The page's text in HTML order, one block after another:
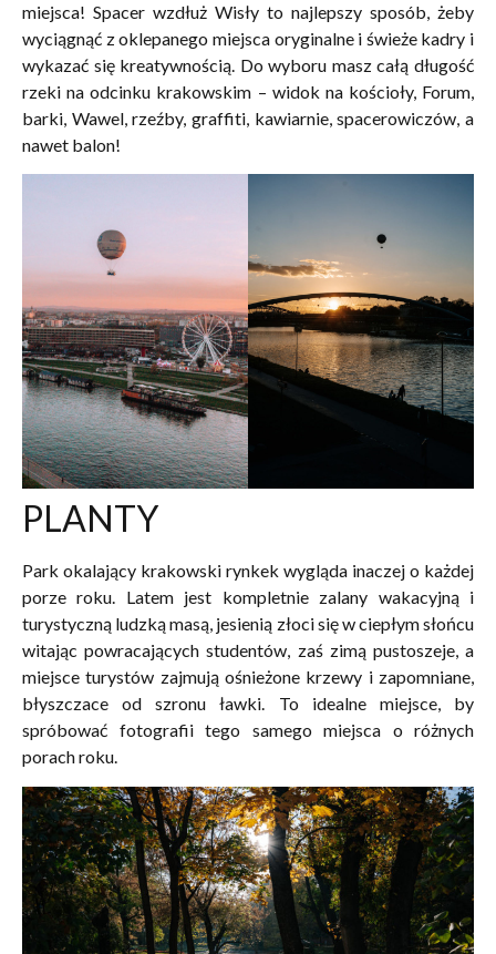
miejsca! Spacer wzdłuż Wisły to najlepszy sposób, żeby
wyciągnąć z oklepanego miejsca oryginalne i świeże kadry i
wykazać się kreatywnością. Do wyboru masz całą długość
rzeki na odcinku krakowskim – widok na kościoły, Forum,
barki, Wawel, rzeźby, graffiti, kawiarnie, spacerowiczów, a
nawet balon!
PLANTY
Park okalający krakowski rynkek wygląda inaczej o każdej
porze roku. Latem jest kompletnie zalany wakacyjną i
turystyczną ludzką masą, jesienią złoci się w ciepłym słońcu
witając powracających studentów, zaś zimą pustoszeje,a
miejsce turystów zajmują ośnieżone krzewy i zapomniane,
błyszczace od szronu ławki. To idealne miejsce, by
spróbować fotografii tego samego miejsca o różnych
porach roku.